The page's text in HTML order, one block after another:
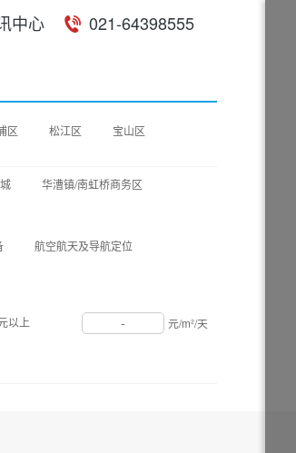
中心 021-64398555
区 松江区
宝山区
华漕镇/南虹桥商务区
航空航天及导航定位
以上 - 元/m²/天